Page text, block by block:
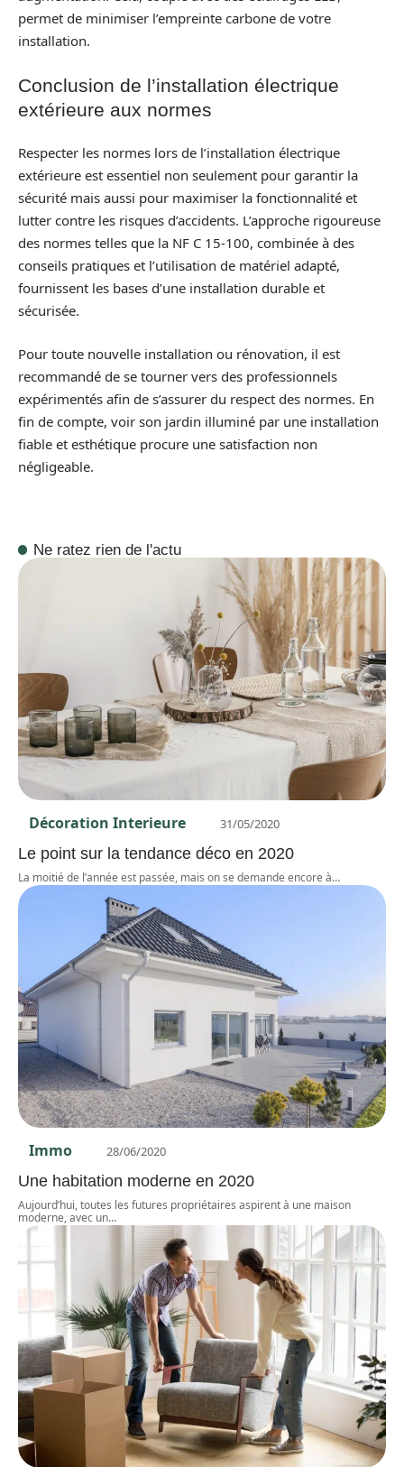
permet de minimiser l’empreinte carbone de votre
installation.
Conclusion de l’installation électrique
extérieure aux normes
Respecter les normes lors de l’installation électrique
extérieure est essentiel non seulement pour garantir la
sécurité mais aussi pour maximiser la fonctionnalité et
lutter contre les risques d’accidents. L’approche rigoureuse
des normes telles que la NF C 15-100, combinée à des
conseils pratiques et l’utilisation de matériel adapté,
fournissent les bases d’une installation durable et
sécurisée.
Pour toute nouvelle installation ou rénovation, il est
recommandé de se tourner vers des professionnels
expérimentés afin de s’assurer du respect des normes. En
fin de compte, voir son jardin illuminé par une installation
fiable et esthétique procure une satisfaction non
négligeable.
Ne ratez rien de l'actu
Décoration Interieure 31/05/2020
Le point sur la tendance déco en 2020
La moitié de l’année est passée, mais on se demande encore à…
Immo 28/06/2020
Une habitation moderne en 2020
Aujourd’hui, toutes les futures propriétaires aspirent à une maison
moderne, avec un…